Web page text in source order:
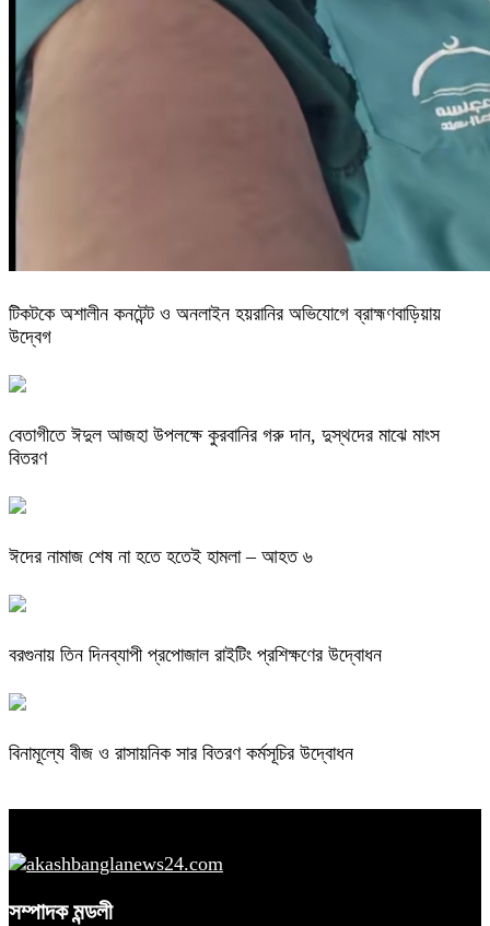
টিকটকে অশালীন কনটেন্ট ও অনলাইন হয়রানির অভিযোগে ব্রাহ্মণবাড়িয়ায়
উদ্বেগ
বেতাগীতে ঈদুল আজহা উপলক্ষে কুরবানির গরু দান, দুস্থদের মাঝে মাংস
বিতরণ
ঈদের নামাজ শেষ না হতে হতেই হামলা – আহত ৬
বরগুনায় তিন দিনব্যাপী প্রপোজাল রাইটিং প্রশিক্ষণের উদ্বোধন
বিনামূল্যে বীজ ও রাসায়নিক সার বিতরণ কর্মসূচির উদ্বোধন
সম্পাদক মন্ডলী